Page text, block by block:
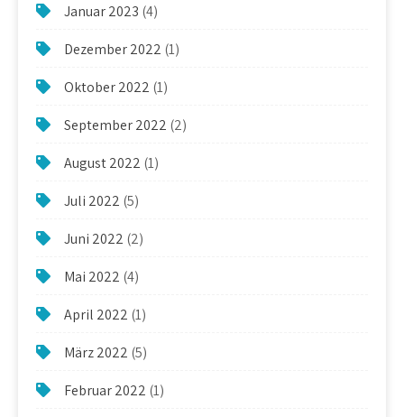
Januar 2023 (4)
Dezember 2022 (1)
Oktober 2022 (1)
September 2022 (2)
August 2022 (1)
Juli 2022 (5)
Juni 2022 (2)
Mai 2022 (4)
April 2022 (1)
März 2022 (5)
Februar 2022 (1)